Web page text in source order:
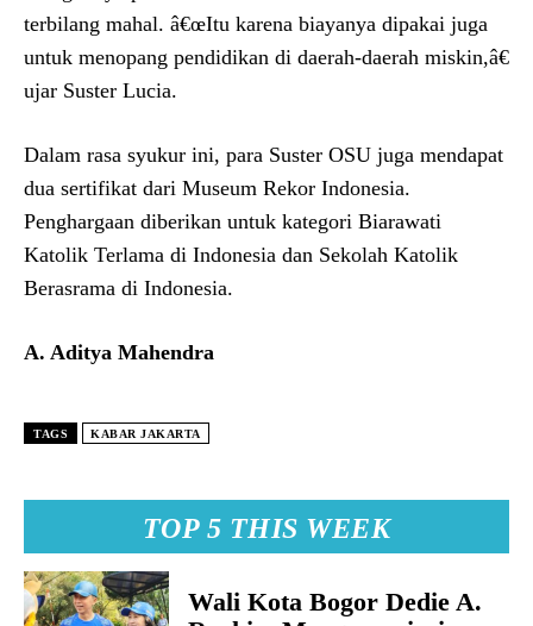
TOP 5 THIS WEEK
Wali Kota Bogor Dedie A.
terbilang mahal. â€œItu karena biayanya dipakai juga
untuk menopang pendidikan di daerah-daerah miskin,â€
ujar Suster Lucia.
Dalam rasa syukur ini, para Suster OSU juga mendapat
dua sertifikat dari Museum Rekor Indonesia.
Penghargaan diberikan untuk kategori Biarawati
Katolik Terlama di Indonesia dan Sekolah Katolik
Berasrama di Indonesia.
A. Aditya Mahendra
TAGS KABAR JAKARTA